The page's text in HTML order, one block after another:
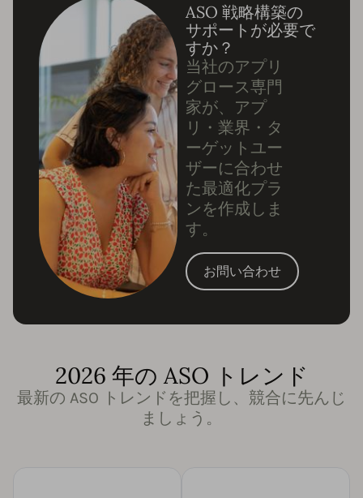
ASO 戦略構築の
サポートが必要で
すか？
当社のアプリ
グロース専門
家が、アプ
リ・業界・タ
ーゲットユー
ザーに合わせ
た最適化プラ
ンを作成しま
す。
お問い合わせ
2026 年の ASO トレンド
最新の ASO トレンドを把握し、競合に先んじ
ましょう。